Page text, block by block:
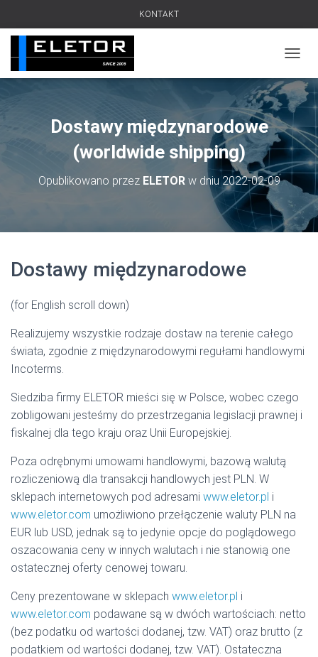
KONTAKT
Dostawy międzynarodowe
(worldwide shipping)
Opublikowano przez ELETORw dniu2022-02-09
Dostawy międzynarodowe
(for English scroll down)
Realizujemy wszystkie rodzaje dostaw na terenie całego
świata, zgodnie z międzynarodowymi regułami handlowymi
Incoterms.
Siedziba firmy ELETOR mieści się w Polsce, wobec czego
zobligowani jesteśmy do przestrzegania legislacji prawnej i
fiskalnej dla tego kraju oraz Unii Europejskiej.
Poza odrębnymi umowami handlowymi, bazową walutą
rozliczeniową dla transakcji handlowych jest PLN. W
sklepach internetowych pod adresami www.eletor.pl i
www.eletor.com umożliwiono przełączenie waluty PLN na
EUR lub USD, jednak są to jedynie opcje do poglądowego
oszacowania ceny w innych walutach i nie stanowią one
ostatecznej oferty cenowej towaru.
Ceny prezentowane w sklepach www.eletor.pl i
www.eletor.com podawane są w dwóch wartościach: netto
(bez podatku od wartości dodanej, tzw. VAT) oraz brutto (z
podatkiem od wartości dodanej, tzw. VAT). Ostateczna